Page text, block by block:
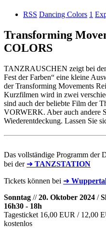
RSS Dancing Colors 1
Transforming
COLORS
TANZRAUSCHEN zeigt bei
Fest der Farben“ eine kleine
der Transforming Movements
Kurzfilmen wird in zwei
sind auch der beliebte Film der
VORWERK. Aber auch andere
Wiederentdeckung. Lassen Sie
Das vollständige Programm
bei der ➜ TANZSTATION
Tickets können bei ➜
Sonntag //20. Oktober 2024 /
16h30 - 18h
Tagesticket 16,00 EUR / 12,00
kostenlos